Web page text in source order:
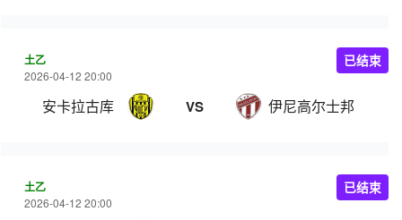
土乙
2026-04-12 20:00
安卡拉古库 VS 伊尼高尔士邦
已结束
土乙
2026-04-12 20:00
已结束